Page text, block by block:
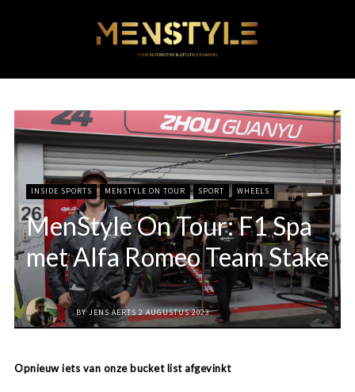
INSIDE SPORTS MENSTYLE ON TOUR SPORT WHEELS
MenStyle On Tour: F1 Spa
met Alfa Romeo Team Stake
BY JENS AERTS 2 AUGUSTUS 2023
Opnieuw iets van onze bucket list afgevinkt